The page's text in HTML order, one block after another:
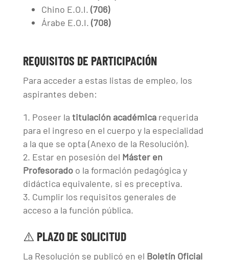
Chino E.O.I. (706)
Árabe E.O.I. (708)
REQUISITOS DE PARTICIPACIÓN
Para acceder a estas listas de empleo, los
aspirantes deben:
Poseer la titulación académicarequerida
para el ingreso en el cuerpo y la especialidad
a la que se opta (Anexo de la Resolución).
Estar en posesión del Máster en
Profesoradoo la formación pedagógica y
didáctica equivalente, si es preceptiva.
Cumplir los requisitos generales de
acceso a la función pública.
⚠️ PLAZO DE SOLICITUD
La Resolución se publicó en el Boletín Oficial